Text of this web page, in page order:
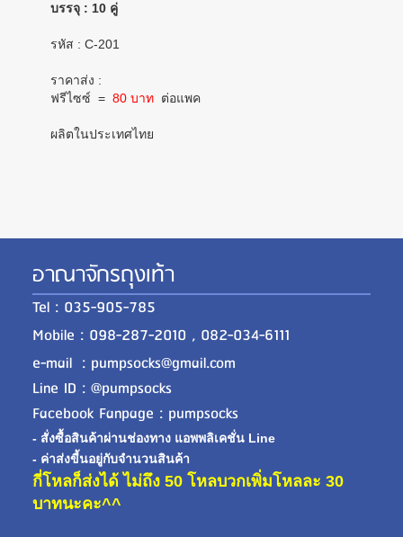
บรรจุ : 10 คู่
รหัส : C-201
ราคาส่ง :
ฟรีไซซ์ = 80 บาท ต่อแพค
ผลิตในประเทศไทย
อาณาจักรถุงเท้า
Tel : 035-905-785
Mobile : 098-287-2010 , 082-034-6111
e-mail : pumpsocks@gmail.com
Line ID : @pumpsocks
Facebook Fanpage : pumpsocks
- สั่งซื้อสินค้าผ่านช่องทาง แอพพลิเคชั่น Line
- ค่าส่งขี้นอยู่กับจำนวนสินค้า
กี่โหลก็ส่งได้ ไม่ถึง 50 โหลบวกเพิ่มโหลละ 30
บาทนะคะ^^